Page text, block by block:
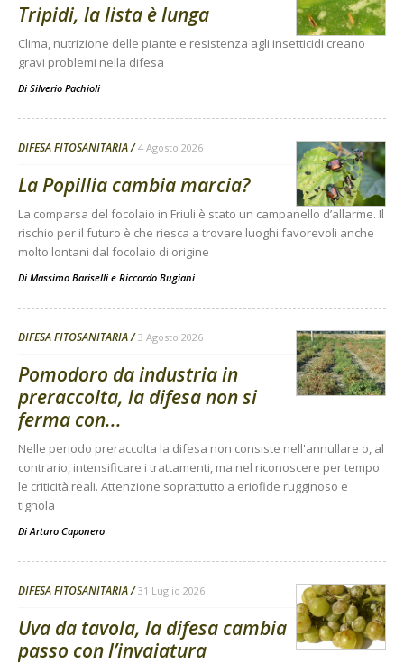
Tripidi, la lista è lunga
Clima, nutrizione delle piante e resistenza agli insetticidi creano
gravi problemi nella difesa
Di Silverio Pachioli
DIFESA FITOSANITARIA 4 Agosto 2026
La Popillia cambia marcia?
La comparsa del focolaio in Friuli è stato un campanello d’allarme. Il
rischio per il futuro è che riesca a trovare luoghi favorevoli anche
molto lontani dal focolaio di origine
Di Massimo Bariselli e Riccardo Bugiani
DIFESA FITOSANITARIA 3 Agosto 2026
Pomodoro da industria in
preraccolta, la difesa non si
ferma con...
Nelle periodo preraccolta la difesa non consiste nell'annullare o, al
contrario, intensificare i trattamenti, ma nel riconoscere per tempo
le criticità reali. Attenzione soprattutto a eriofide rugginoso e
tignola
Di Arturo Caponero
DIFESA FITOSANITARIA 31 Luglio 2026
Uva da tavola, la difesa cambia
passo con l’invaiatura